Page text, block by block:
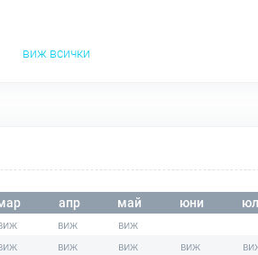
виж всички
апр май юни